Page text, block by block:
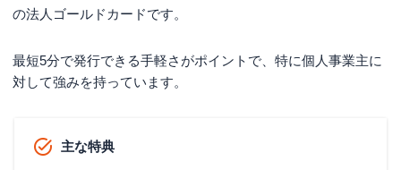
の法人ゴールドカードです。
最短5分で発行できる手軽さがポイントで、特に個人事業主に
対して強みを持っています。
主な特典